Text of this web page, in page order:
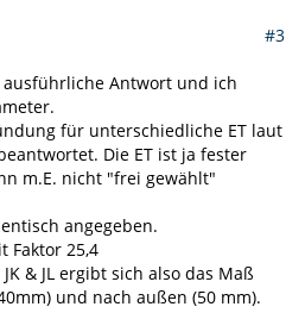
#3
Antwort und ich
für unterschiedliche ET laut
Die ET ist ja fester
m.E. nicht "frei gewählt"
angegeben.
Faktor 25,4
& JL ergibt sich also das Maß
und nach außen (50 mm).